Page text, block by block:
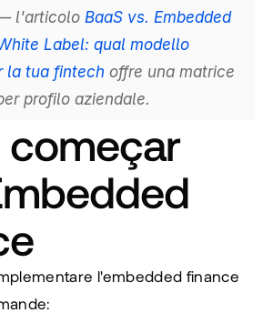
l'articolo BaaS vs. Embedded
Label: qual modello
la tua fintech offre una matrice
profilo aziendale.
começar
l'embedded finance